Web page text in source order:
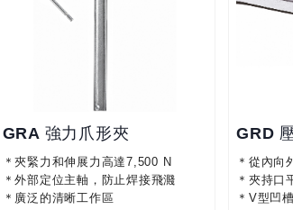
GRA 強力爪形夾
＊夾緊力和伸展力高達7,500 N
＊外部定位主軸，防止焊接飛濺
＊廣泛的清晰工作區
GRD
＊從內向
＊夾持口
＊V型凹